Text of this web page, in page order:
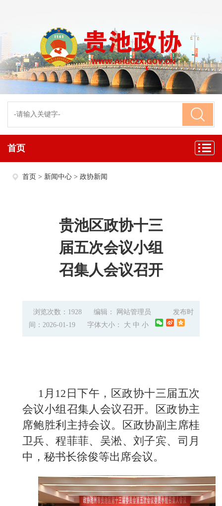
首页
首页 > 新闻中心 > 政协新闻
贵池区政协十三
届五次会议小组
召集人会议召开
浏览次数：1928 编辑： 网站管理员
发布时
间：2026-01-19
字体大小： 大 中 小
1月12日下午，区政协十三届五次
会议小组召集人会议召开。区政协主
席鲍胜利主持会议。区政协副主席桂
卫兵、程菲菲、吴淞、刘子宾、司月
中，秘书长徐俊等出席会议。